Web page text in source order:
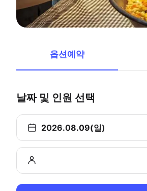
옵션예약
날짜 및 인원 선택
2026.08.09(일)